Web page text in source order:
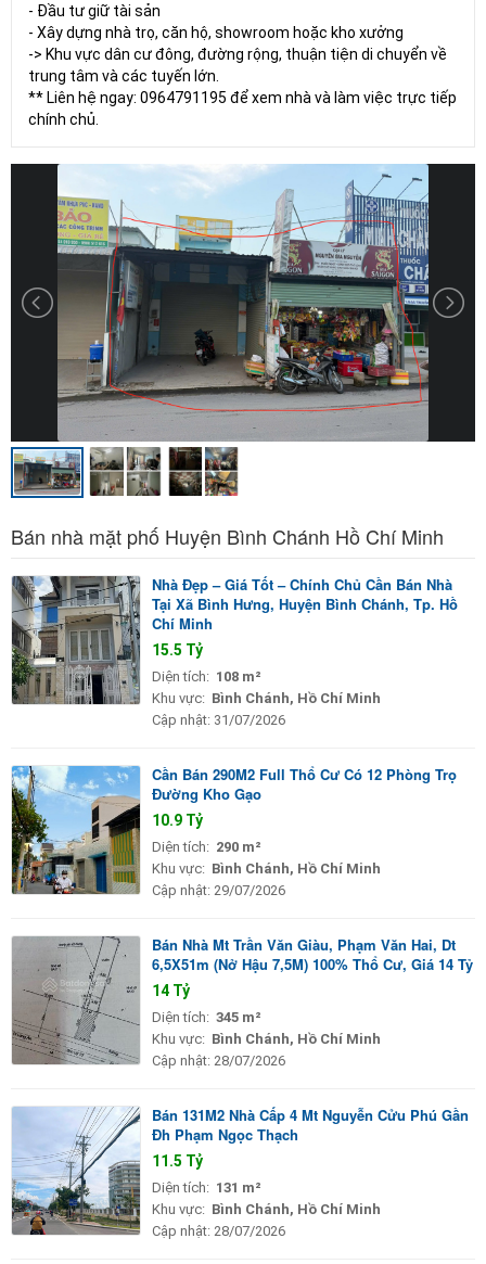
- Đầu tư giữ tài sản
- Xây dựng nhà trọ, căn hộ, showroom hoặc kho xưởng
-> Khu vực dân cư đông, đường rộng, thuận tiện di chuyển về
trung tâm và các tuyến lớn.
** Liên hệ ngay: 0964791195 để xem nhà và làm việc trực tiếp
chính chủ.
Bán nhà mặt phố Huyện Bình Chánh Hồ Chí Minh
Nhà Đẹp – Giá Tốt – Chính Chủ Cần Bán Nhà
Tại Xã Bình Hưng, Huyện Bình Chánh, Tp. Hồ
Chí Minh
15.5 Tỷ
Diện tích: 108 m²
Khu vực: Bình Chánh, Hồ Chí Minh
Cập nhật: 31/07/2026
Cần Bán 290M2 Full Thổ Cư Có 12 Phòng Trọ
Đường Kho Gạo
10.9 Tỷ
Diện tích: 290 m²
Khu vực: Bình Chánh, Hồ Chí Minh
Cập nhật: 29/07/2026
Bán Nhà Mt Trần Văn Giàu, Phạm Văn Hai, Dt
6,5X51m (Nở Hậu 7,5M) 100% Thổ Cư, Giá 14 Tỷ
14 Tỷ
Diện tích: 345 m²
Khu vực: Bình Chánh, Hồ Chí Minh
Cập nhật: 28/07/2026
Bán 131M2 Nhà Cấp 4 Mt Nguyễn Cửu Phú Gần
Đh Phạm Ngọc Thạch
11.5 Tỷ
Diện tích: 131 m²
Khu vực: Bình Chánh, Hồ Chí Minh
Cập nhật: 28/07/2026